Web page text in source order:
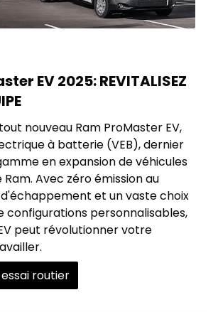
EV 2025: REVITALISEZ
nouveau Ram ProMaster EV,
à batterie (VEB), dernier
en expansion de véhicules
Avec zéro émission au
et un vaste choix
configurations personnalisables,
peut révolutionner votre
routier